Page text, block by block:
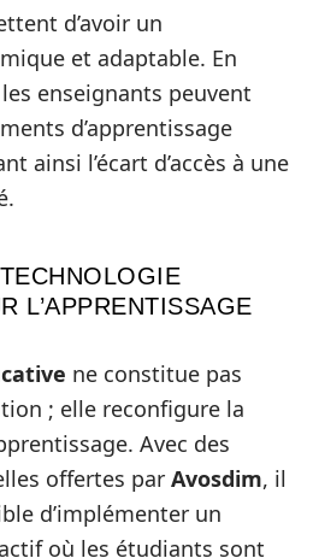
d’avoir un
et adaptable. En
enseignants peuvent
d’apprentissage
ainsi l’écart d’accès à une
L’APPRENTISSAGE
ne constitue pas
; elle reconfigure la
Avec des
offertes par Avosdim, il
d’implémenter un
où les étudiants sont